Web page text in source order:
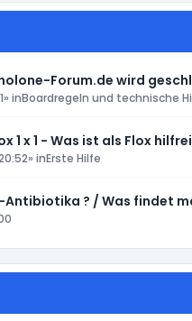
Forum.de wird
» inBoardregeln und technische
1 x 1 - Was ist als Flox
» inErste Hilfe
? / Was findet